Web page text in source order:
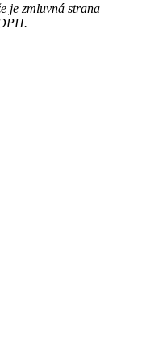
je zmluvná strana